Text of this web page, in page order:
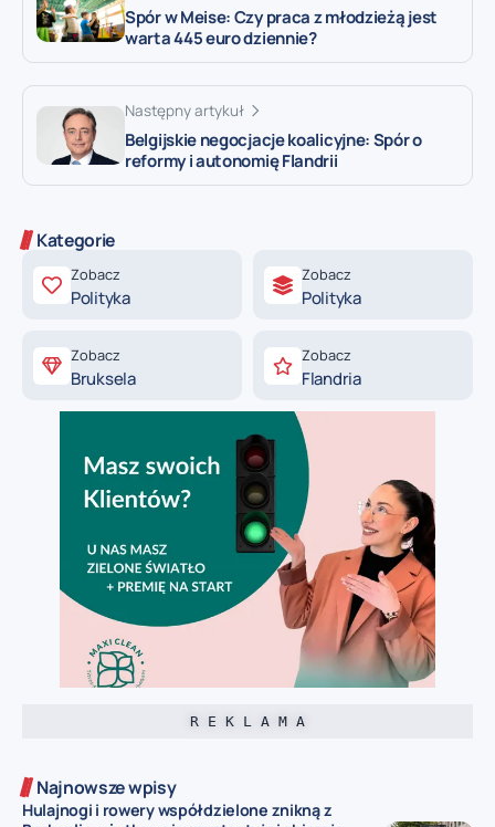
Spór w Meise: Czy praca z młodzieżą jest
warta 445 euro dziennie?
Następny artykuł
Belgijskie negocjacje koalicyjne: Spór o
reformy i autonomię Flandrii
Kategorie
Zobacz
Polityka
Zobacz
Polityka
Zobacz
Bruksela
Zobacz
Flandria
R E K L A M A
Najnowsze wpisy
Hulajnogi i rowery współdzielone znikną z